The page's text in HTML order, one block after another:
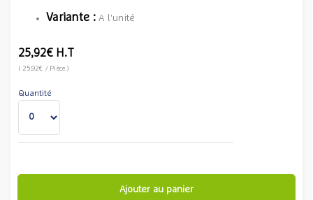
Variante :A l'unité
25,92€ H.T
(25,92€ / Pièce)
Quantité
Ajouter au panier